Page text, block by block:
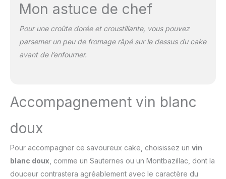
Mon astuce de chef
Pour une croûte dorée et croustillante, vous pouvez
parsemer un peu de fromage râpé sur le dessus du cake
avant de l’enfourner.
Accompagnement vin blanc
doux
Pour accompagner ce savoureux cake, choisissez un vin
blanc doux , comme un Sauternes ou un Montbazillac, dont la
douceur contrastera agréablement avec le caractère du